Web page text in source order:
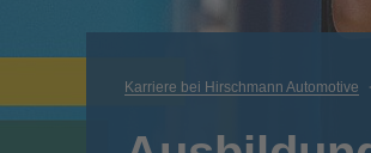
Karriere bei Hirschmann Automotive